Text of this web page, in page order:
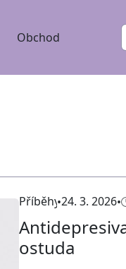
Obchod
Příběhy24. 3. 2026
ostuda